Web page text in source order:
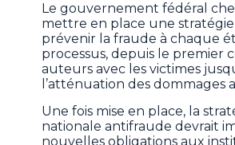
Le gouvernement fédéral
mettre en place une stratégie
prévenir la fraude à chaque
processus, depuis le premier
auteurs avec les victimes
l’atténuation des dommages
Une fois mise en place, la
nationale antifraude devrait
nouvelles obligations aux